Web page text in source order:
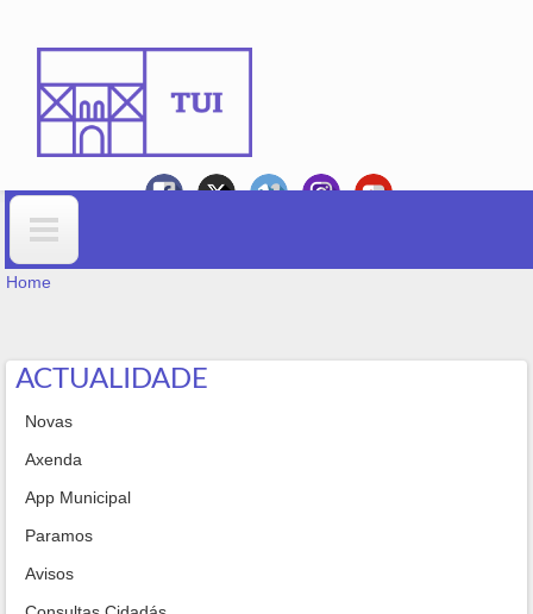
Search form
YOU ARE HERE
Home
ACTUALIDADE
Novas
Axenda
App Municipal
Paramos
Avisos